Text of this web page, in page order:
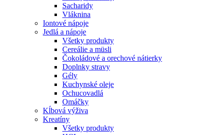
Sacharidy
Vláknina
Iontové nápoje
Jedlá a nápoje
Všetky produkty
Cereálie a müsli
Čokoládové a orechové nátierky
Doplnky stravy
Gély
Kuchynské oleje
Ochucovadlá
Omáčky
Kĺbová výživa
Kreatíny
Všetky produkty